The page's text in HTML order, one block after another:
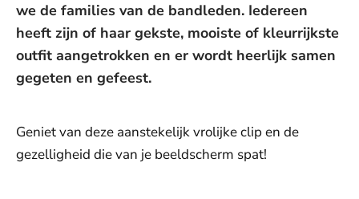
we de families van de bandleden. Iedereen
heeft zijn of haar gekste, mooiste of kleurrijkste
outfit aangetrokken en er wordt heerlijk samen
gegeten en gefeest.
Geniet van deze aanstekelijk vrolijke clip en de
gezelligheid die van je beeldscherm spat!
De weergave van deze video vereist jouw